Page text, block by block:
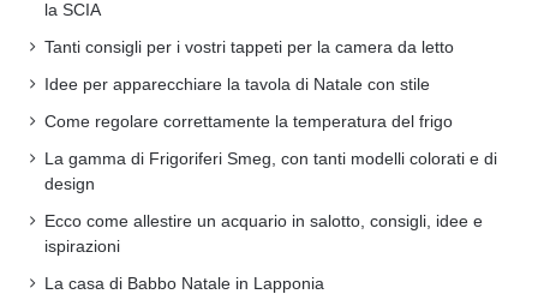
la SCIA
Tanti consigli per i vostri tappeti per la camera da letto
Idee per apparecchiare la tavola di Natale con stile
Come regolare correttamente la temperatura del frigo
La gamma di Frigoriferi Smeg, con tanti modelli colorati e di
design
Ecco come allestire un acquario in salotto, consigli, idee e
ispirazioni
La casa di Babbo Natale in Lapponia